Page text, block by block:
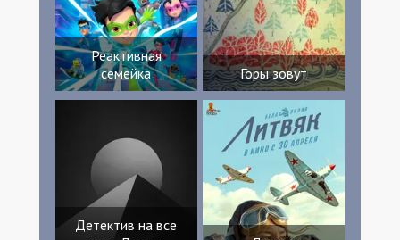
Реактивная
семейка
Горы зовут
Детектив на все